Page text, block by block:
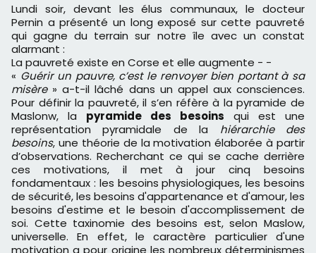
Lundi soir, devant les élus communaux, le docteur
Pernin a présenté un long exposé sur cette pauvreté
qui gagne du terrain sur notre île avec un constat
alarmant :
La pauvreté existe en Corse et elle augmente - -
« Guérir un pauvre, c’est le renvoyer bien portant à sa
misère» a-t-il lâché dans un appel aux consciences.
Pour définir la pauvreté, il s’en réfère à la pyramide de
Maslonw, la pyramide des besoins qui est une
représentation pyramidale de la hiérarchie des
besoins, une théorie de la motivation élaborée à partir
d’observations. Recherchant ce qui se cache derrière
ces motivations, il met à jour cinq besoins
fondamentaux : les besoins physiologiques, les besoins
de sécurité, les besoins d'appartenance et d'amour, les
besoins d'estime et le besoin d'accomplissement de
soi. Cette taxinomie des besoins est, selon Maslow,
universelle. En effet, le caractère particulier d'une
motivation a pour origine les nombreux déterminismes